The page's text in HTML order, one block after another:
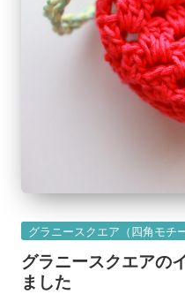
Posted
グラニースクエア（四角モチー
グラニースクエアの
ました